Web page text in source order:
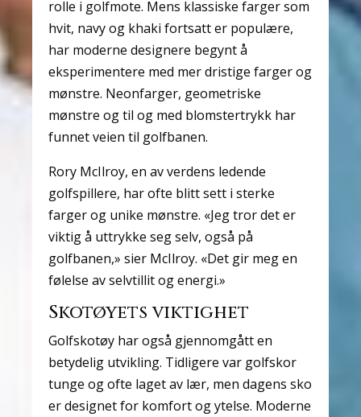
rolle i golfmote. Mens klassiske farger som
hvit, navy og khaki fortsatt er populære,
har moderne designere begynt å
eksperimentere med mer dristige farger og
mønstre. Neonfarger, geometriske
mønstre og til og med blomstertrykk har
funnet veien til golfbanen.
Rory McIlroy, en av verdens ledende
golfspillere, har ofte blitt sett i sterke
farger og unike mønstre. «Jeg tror det er
viktig å uttrykke seg selv, også på
golfbanen,» sier McIlroy. «Det gir meg en
følelse av selvtillit og energi.»
Skotøyets viktighet
Golfskotøy har også gjennomgått en
betydelig utvikling. Tidligere var golfskor
tunge og ofte laget av lær, men dagens sko
er designet for komfort og ytelse. Moderne